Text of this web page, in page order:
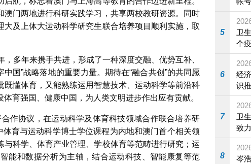
门两地进行科研实践学习，共享两校教研资源。同时
及上体大运动科学研究生联合培养项目顺利实施，取
多年来携手共进，形成了一种深度交融、优势互补、
国”战略落地的重要力量。期待在“融合共创”的共同愿
懂体育，又能熟练运用智慧技术、运动科学等前沿科
育强国、健康中国，为人类文明进步作出应有贡献。
作协议，在运动科学及体育科技领域合作联合培养研
育与运动科学博士学位课程为内地和澳门首个相关领
科学、体育产业管理、学校体育等范畴进行研究；运
能和数据分析为主轴，结合运动科技、智能康复等范
5
卫
个
施
6
经
识
7
卫
致
8
岑